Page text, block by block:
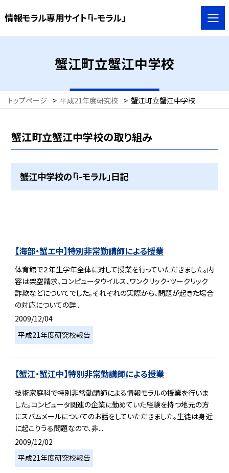
情報モラル専用サイト「i-モラル」
蟹江町立蟹江中学校
トップページ > 平成21年度研究校 > 蟹江町立蟹江中学校
蟹江町立蟹江中学校の取り組み
蟹江中学校の「i-モラル」日記
【海部・蟹エ中】特別非常勤講師による授業
体育館で２年生学年全体に対して授業を行っていただきました。内
容は架空請求、コンピュータウイルス、ワンクリック・ツークリック
詐欺などについてでした。それぞれの実際から、問題が起きた場合
の対応についての詳...
2009/12/04
平成21年度研究校報告
【蟹江・蟹江中】特別非常勤講師による授業
技術家庭科で特別非常勤講師による情報モラルの授業を行いま
した。コンピュータ関連の企業に勤めていた経験を持つ地元の方
にスパムメールについてのお話をしていただきました。生徒は身近
に起こりうる問題なので、非...
2009/12/02
平成21年度研究校報告